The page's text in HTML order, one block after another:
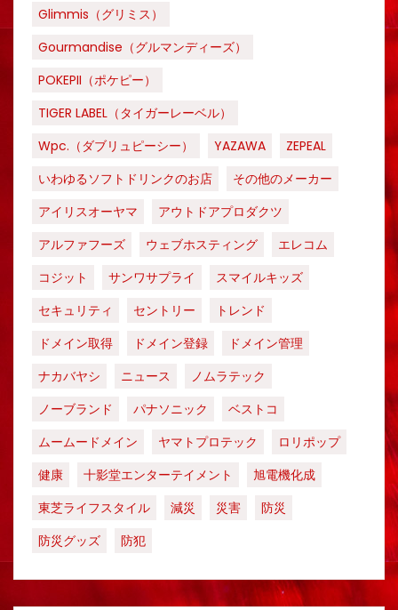
Glimmis（グリミス）
Gourmandise（グルマンディーズ）
POKEPII（ポケピー）
TIGER LABEL（タイガーレーベル）
Wpc.（ダブリュピーシー）
YAZAWA
ZEPEAL
いわゆるソフトドリンクのお店
その他のメーカー
アイリスオーヤマ
アウトドアプロダクツ
アルファフーズ
ウェブホスティング
エレコム
コジット
サンワサプライ
スマイルキッズ
セキュリティ
セントリー
トレンド
ドメイン取得
ドメイン登録
ドメイン管理
ナカバヤシ
ニュース
ノムラテック
ノーブランド
パナソニック
ベストコ
ムームードメイン
ヤマトプロテック
ロリポップ
健康
十影堂エンターテイメント
旭電機化成
東芝ライフスタイル
減災 災害
防災
防災グッズ
防犯